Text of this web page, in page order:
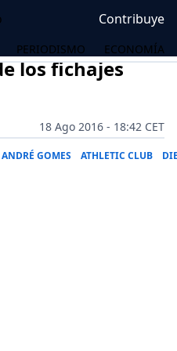
Contribuye
PERIODISMO ECONOMÍA
los fichajes
18 Ago 2016 - 18:42 CET
ANDRÉ GOMES ATHLETIC CLUB